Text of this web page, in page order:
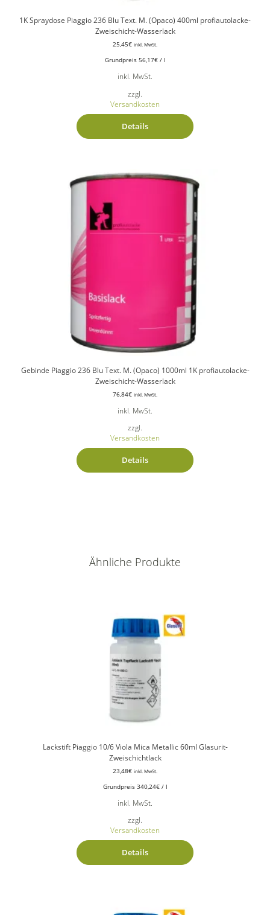
1K Spraydose Piaggio 236 Blu Text. M. (Opaco) 400ml profiautolacke-
Zweischicht-Wasserlack
25,45€ inkl. MwSt.
Grundpreis 56,17€/ l
inkl. MwSt.
zzgl.
Versandkosten
Details
Gebinde Piaggio 236 Blu Text. M. (Opaco) 1000ml 1K profiautolacke-
Zweischicht-Wasserlack
76,84€ inkl. MwSt.
inkl. MwSt.
zzgl.
Versandkosten
Details
Ähnliche Produkte
Lackstift Piaggio 10/6 Viola Mica Metallic 60ml Glasurit-
Zweischichtlack
23,48€ inkl. MwSt.
Grundpreis 340,24€/ l
inkl. MwSt.
zzgl.
Versandkosten
Details